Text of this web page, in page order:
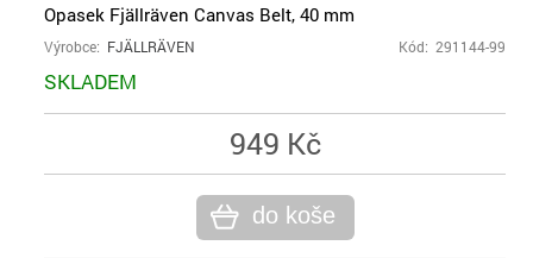
Opasek Fjällräven Canvas Belt, 40 mm
Výrobce: FJÄLLRÄVEN Kód: 291144-99
SKLADEM
949 Kč
do koše